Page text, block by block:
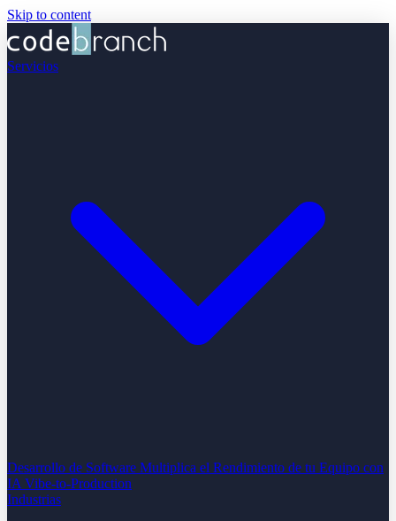
Skip to content
Servicios
Desarrollo de Software Multiplica el Rendimiento de tu Equipo con
IA Vibe-to-Production
Industrias